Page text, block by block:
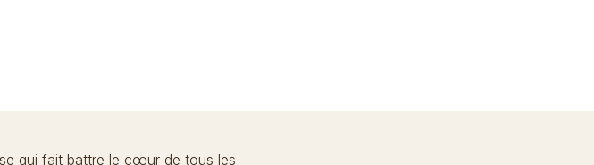
qui fait battre le cœur de tous les